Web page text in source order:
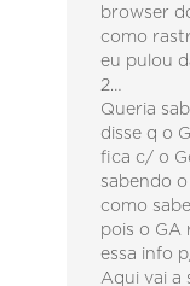
browser
como
eu pulou
2…
Queria
disse q o
fica c/ o
sabendo
como
pois o GA
essa info
Aqui vai a